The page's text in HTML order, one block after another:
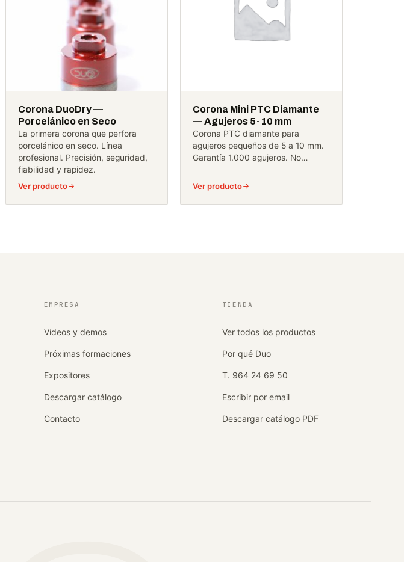
Corona DuoDry —
Porcelánico en Seco
La primera corona que perfora
porcelánico en seco. Línea
profesional. Precisión, seguridad,
fiabilidad y rapidez.
Ver producto
Corona Mini PTC Diamante
— Agujeros 5-10 mm
Corona PTC diamante para
agujeros pequeños de 5 a 10 mm.
Garantía 1.000 agujeros. No…
Ver producto
EMPRESA
Vídeos y demos
Próximas formaciones
Expositores
Descargar catálogo
Contacto
TIENDA
Ver todos los productos
Por qué Duo
T. 964 24 69 50
Escribir por email
Descargar catálogo PDF